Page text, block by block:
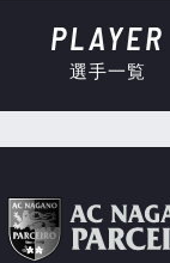
PLAYER
選手一覧